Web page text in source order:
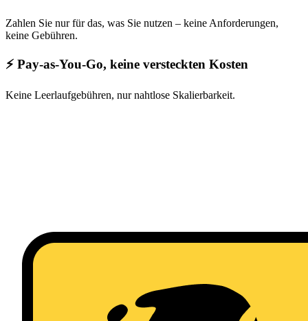
Zahlen Sie nur für das, was Sie nutzen – keine Anforderungen,
keine Gebühren.
⚡ Pay-as-You-Go, keine versteckten Kosten
Keine Leerlaufgebühren, nur nahtlose Skalierbarkeit.